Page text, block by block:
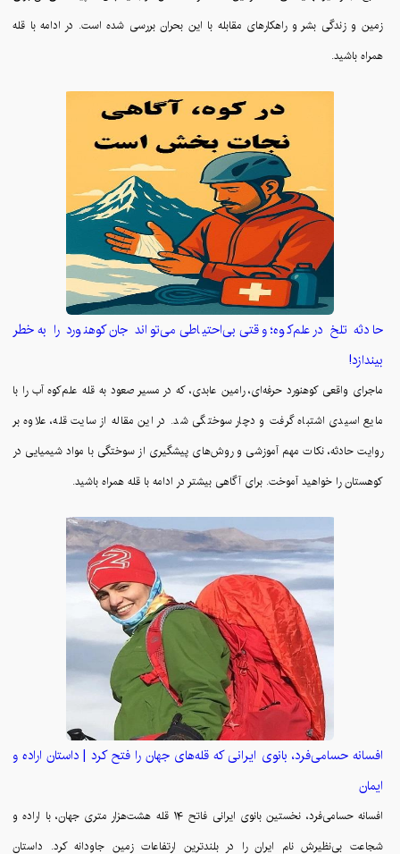
زمین و زندگی بشر و راهکارهای مقابله با این بحران بررسی شده است. در ادامه با قله
همراه باشید.
حادثه تلخ در علم‌کوه؛ وقتی بی‌احتیاطی می‌تواند جان کوهنورد را به خطر
بیندازد!
ماجرای واقعی کوهنورد حرفه‌ای، رامین عابدی، که در مسیر صعود به قله علم‌کوه آب را با
مایع اسیدی اشتباه گرفت و دچار سوختگی شد. در این مقاله از سایت قله، علاوه بر
روایت حادثه، نکات مهم آموزشی و روش‌های پیشگیری از سوختگی با مواد شیمیایی در
کوهستان را خواهید آموخت. برای آگاهی بیشتر در ادامه با قله همراه باشید.
افسانه حسامی‌فرد، بانوی ایرانی که قله‌های جهان را فتح کرد | داستان اراده و
ایمان
افسانه حسامی‌فرد، نخستین بانوی ایرانی فاتح ۱۴ قله هشت‌هزار متری جهان، با اراده و
شجاعت بی‌نظیرش نام ایران را در بلندترین ارتفاعات زمین جاودانه کرد. داستان